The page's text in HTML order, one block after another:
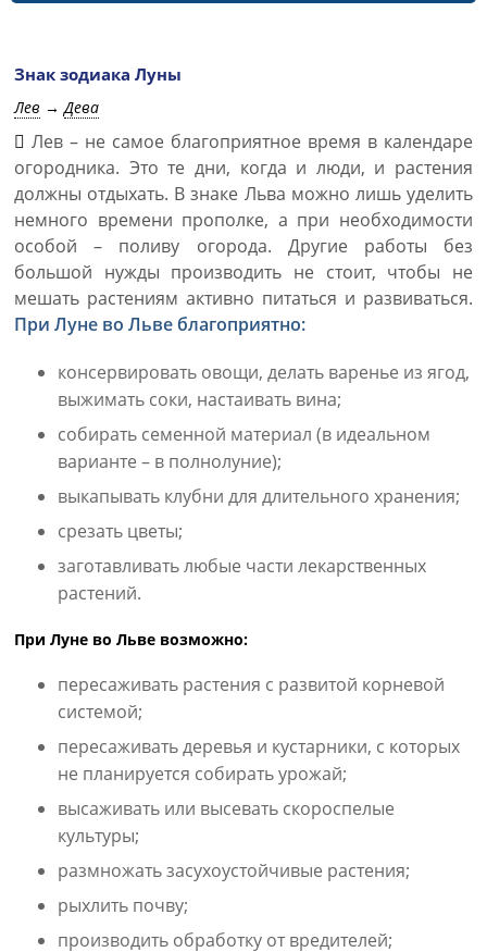
Знак зодиака Луны
Лев →Дева
Лев – не самое благоприятное время в календаре
огородника. Это те дни, когда и люди, и растения
должны отдыхать. В знаке Льва можно лишь уделить
немного времени прополке, а при необходимости
особой – поливу огорода. Другие работы без
большой нужды производить не стоит, чтобы не
мешать растениям активно питаться и развиваться.
При Луне во Льве благоприятно:
консервировать овощи, делать варенье из ягод,
выжимать соки, настаивать вина;
собирать семенной материал (в идеальном
варианте – в полнолуние);
выкапывать клубни для длительного хранения;
срезать цветы;
заготавливать любые части лекарственных
растений.
При Луне во Льве возможно:
пересаживать растения с развитой корневой
системой;
пересаживать деревья и кустарники, с которых
не планируется собирать урожай;
высаживать или высевать скороспелые
культуры;
размножать засухоустойчивые растения;
рыхлить почву;
производить обработку от вредителей;